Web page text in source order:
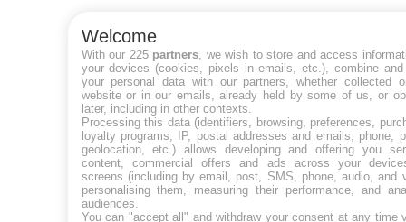
Welcome
With our 225 partners , we wish to store and access
your devices (cookies, pixels in emails, etc.), combine and
your personal data with our partners, whether collected
website or in our emails, already held by some of us, or
later, including in other contexts.
Processing this data (identifiers, browsing, preferences,
loyalty programs, IP, postal addresses and emails, phone,
geolocation, etc.) allows developing and offering you
content, commercial offers and ads across your
screens (including by email, post, SMS, phone, audio, and
personalising them, measuring their performance, and
audiences.
You can "accept all" and withdraw your consent at any time